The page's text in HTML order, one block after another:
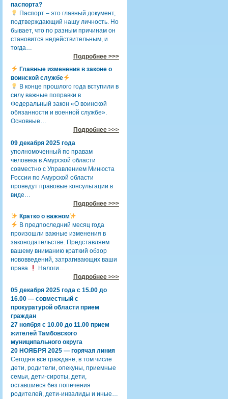
паспорта?
Паспорт – это главный документ,
подтверждающий нашу личность. Но
бывает, что по разным причинам он
становится недействительным, и
тогда…
Подробнее >>>
Главные изменения в законе о
воинской службе
В конце прошлого года вступили в
силу важные поправки в
Федеральный закон «О воинской
обязанности и военной службе».
Основные…
Подробнее >>>
09 декабря 2025 года
уполномоченный по правам
человека в Амурской области
совместно с Управлением Минюста
России по Амурской области
проведут правовые консультации в
виде…
Подробнее >>>
Кратко о важном
В предпоследний месяц года
произошли важные изменения в
законодательстве. Представляем
вашему вниманию краткий обзор
нововведений, затрагивающих ваши
права.
Налоги…
Подробнее >>>
05 декабря 2025 года с 15.00 до
16.00 — совместный с
прокуратурой области прием
граждан
27 ноября с 10.00 до 11.00 прием
жителей Тамбовского
муниципального округа
20 НОЯБРЯ 2025 — горячая линия
Сегодня все граждане, в том числе
дети, родители, опекуны, приемные
семьи, дети-сироты, дети,
оставшиеся без попечения
родителей, дети-инвалиды и иные…